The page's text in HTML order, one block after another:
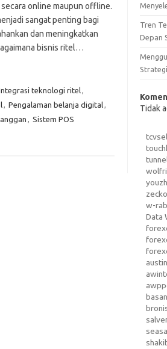
online maupun offline.
sangat penting bagi
dan meningkatkan
bisnis ritel…
teknologi ritel,
, Pengalaman belanja digital,
, Sistem POS
Tren
Depan
Tidak
w-
Data